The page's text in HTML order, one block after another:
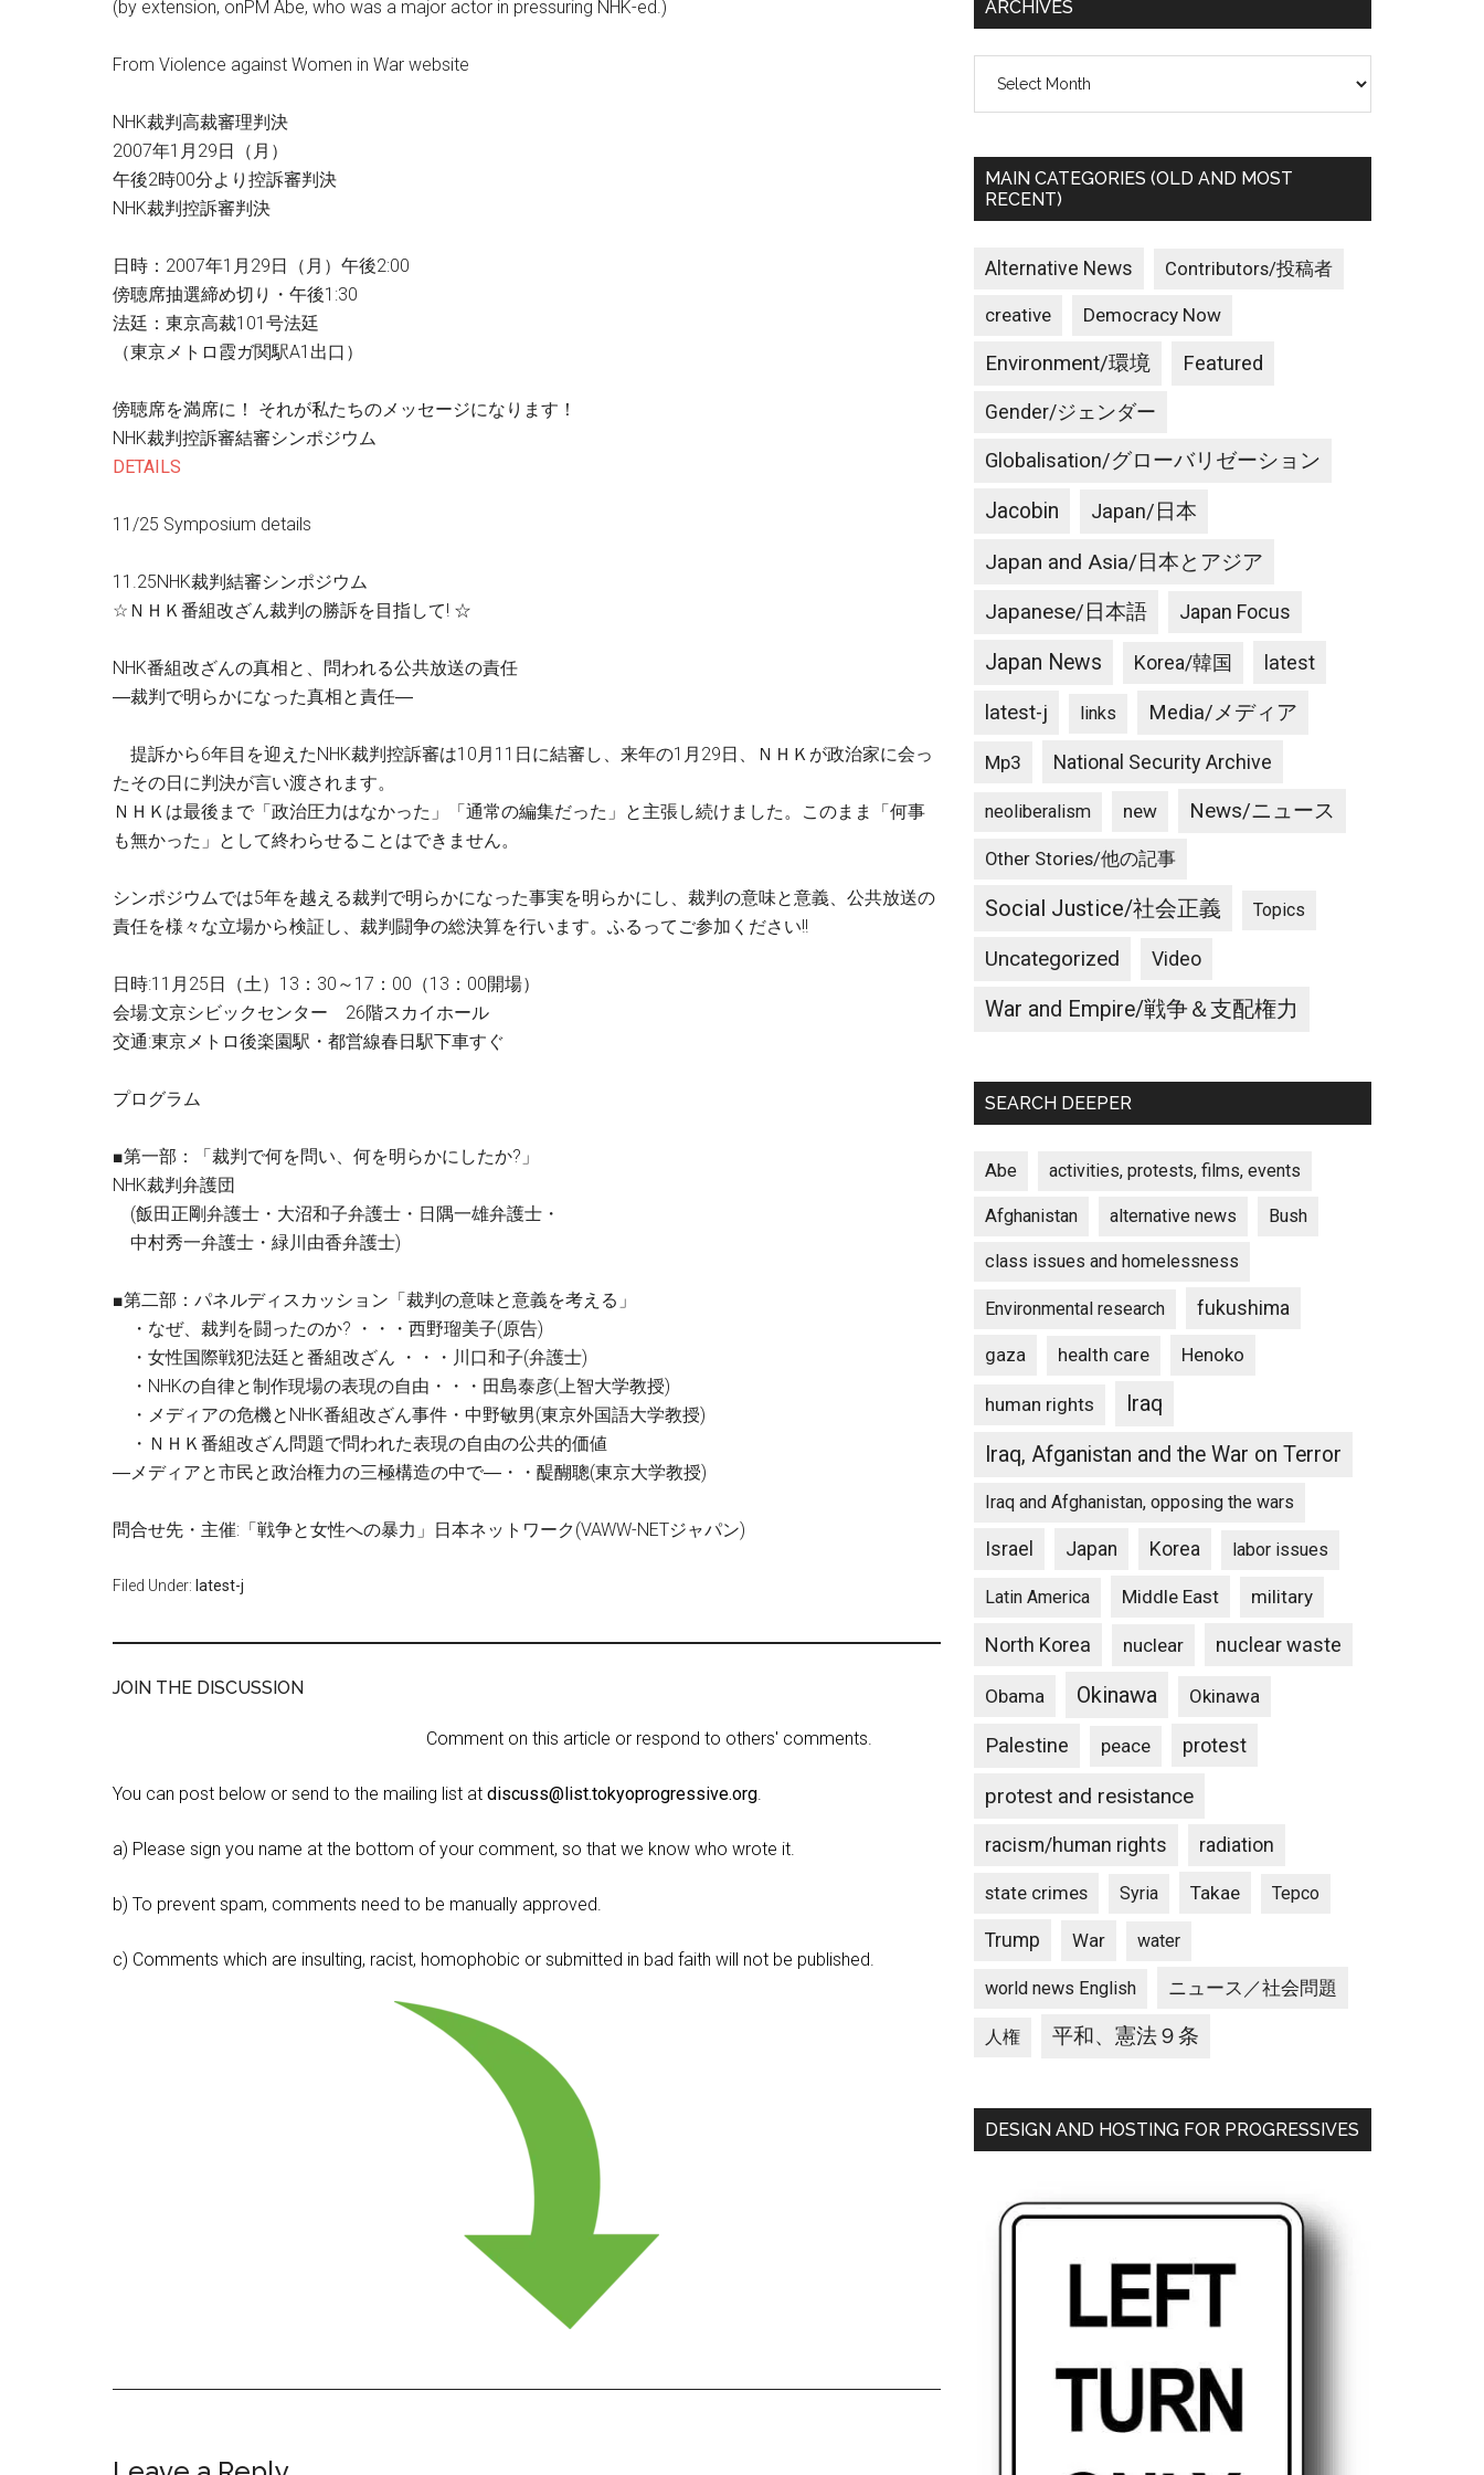
(by extension, onPM Abe, who was a major actor in pressuring NHK-ed.)
From Violence against Women in War website
NHK裁判高裁審理判決
2007年1月29日（月）
午後2時00分より控訴審判決
NHK裁判控訴審判決
日時：2007年1月29日（月）午後2:00
傍聴席抽選締め切り・午後1:30
法廷：東京高裁101号法廷
（東京メトロ霞ガ関駅A1出口）
傍聴席を満席に！ それが私たちのメッセージになります！
NHK裁判控訴審結審シンポジウム
DETAILS
11/25 Symposium details
11.25NHK裁判結審シンポジウム
☆ＮＨＫ番組改ざん裁判の勝訴を目指して! ☆
NHK番組改ざんの真相と、問われる公共放送の責任
―裁判で明らかになった真相と責任―
提訴から6年目を迎えたNHK裁判控訴審は10月11日に結審し、来年の1月29日、ＮＨＫが政治家に会っ
たその日に判決が言い渡されます。
ＮＨＫは最後まで「政治圧力はなかった」「通常の編集だった」と主張し続けました。このまま「何事
も無かった」として終わらせることはできません。
シンポジウムでは5年を越える裁判で明らかになった事実を明らかにし、裁判の意味と意義、公共放送の
責任を様々な立場から検証し、裁判闘争の総決算を行います。ふるってご参加ください!!
日時:11月25日（土）13：30～17：00（13：00開場）
会場:文京シビックセンター 26階スカイホール
交通:東京メトロ後楽園駅・都営線春日駅下車すぐ
プログラム
■第一部：「裁判で何を問い、何を明らかにしたか?」
NHK裁判弁護団
(飯田正剛弁護士・大沼和子弁護士・日隅一雄弁護士・
中村秀一弁護士・緑川由香弁護士)
■第二部：パネルディスカッション「裁判の意味と意義を考える」
・なぜ、裁判を闘ったのか? ・・・西野瑠美子(原告)
・女性国際戦犯法廷と番組改ざん ・・・川口和子(弁護士)
・NHKの自律と制作現場の表現の自由・・・田島泰彦(上智大学教授)
・メディアの危機とNHK番組改ざん事件・中野敏男(東京外国語大学教授)
・ＮＨＫ番組改ざん問題で問われた表現の自由の公共的価値
―メディアと市民と政治権力の三極構造の中で―・・醍醐聰(東京大学教授)
問合せ先・主催:「戦争と女性への暴力」日本ネットワーク(VAWW-NETジャパン)
Filed Under: latest-j
JOIN THE DISCUSSION
Comment on this article or respond to others' comments.
You can post below or send to the mailing list at discuss@list.tokyoprogressive.org.
a) Please sign you name at the bottom of your comment, so that we know who wrote it.
b) To prevent spam, comments need to be manually approved.
c) Comments which are insulting, racist, homophobic or submitted in bad faith will not be published.
ARCHIVES
MAIN CATEGORIES (OLD AND MOST
RECENT)
Alternative News Contributors/投稿者
creative Democracy Now
Environment/環境 Featured
Gender/ジェンダー
Globalisation/グローバリゼーション
Jacobin Japan/日本
Japan and Asia/日本とアジア
Japanese/日本語 Japan Focus
Japan News Korea/韓国 latest
latest-j links Media/メディア
Mp3 National Security Archive
neoliberalism new News/ニュース
Other Stories/他の記事
Social Justice/社会正義 Topics
Uncategorized Video
War and Empire/戦争＆支配権力
SEARCH DEEPER
Abe activities, protests, films, events
Afghanistan alternative news Bush
class issues and homelessness
Environmental research fukushima
gaza health care Henoko
human rights
Iraq
Iraq, Afganistan and the War on Terror
Iraq and Afghanistan, opposing the wars
Israel Japan Korea labor issues
Latin America Middle East military
North Korea nuclear nuclear waste
Obama Okinawa Okinawa
Palestine peace protest
protest and resistance
racism/human rights radiation
state crimes Syria Takae Tepco
Trump War water
world news English ニュース／社会問題
人権 平和、憲法９条
DESIGN AND HOSTING FOR PROGRESSIVES